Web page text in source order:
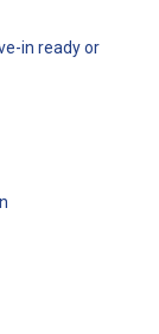
in ready or